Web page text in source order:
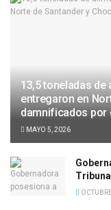
13,5 toneladas de
entregaron en
damnificados por
MAYO 5, 2026